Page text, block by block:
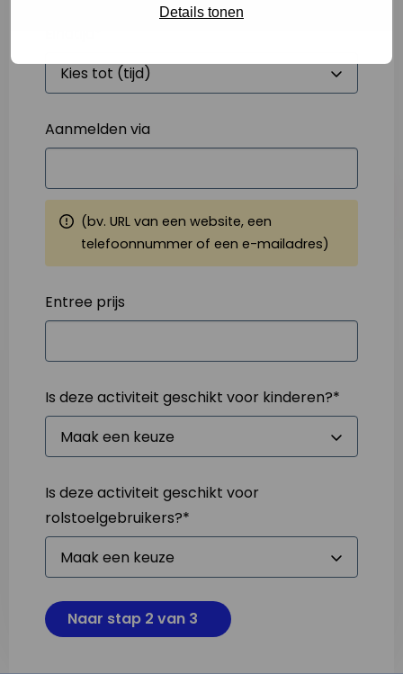
Details tonen
Aanmelden via
(bv. URL van een website, een
telefoonnummer of een e-mailadres)
Entree prijs
Is deze activiteit geschikt voor kinderen?*
Is deze activiteit geschikt voor
rolstoelgebruikers?*